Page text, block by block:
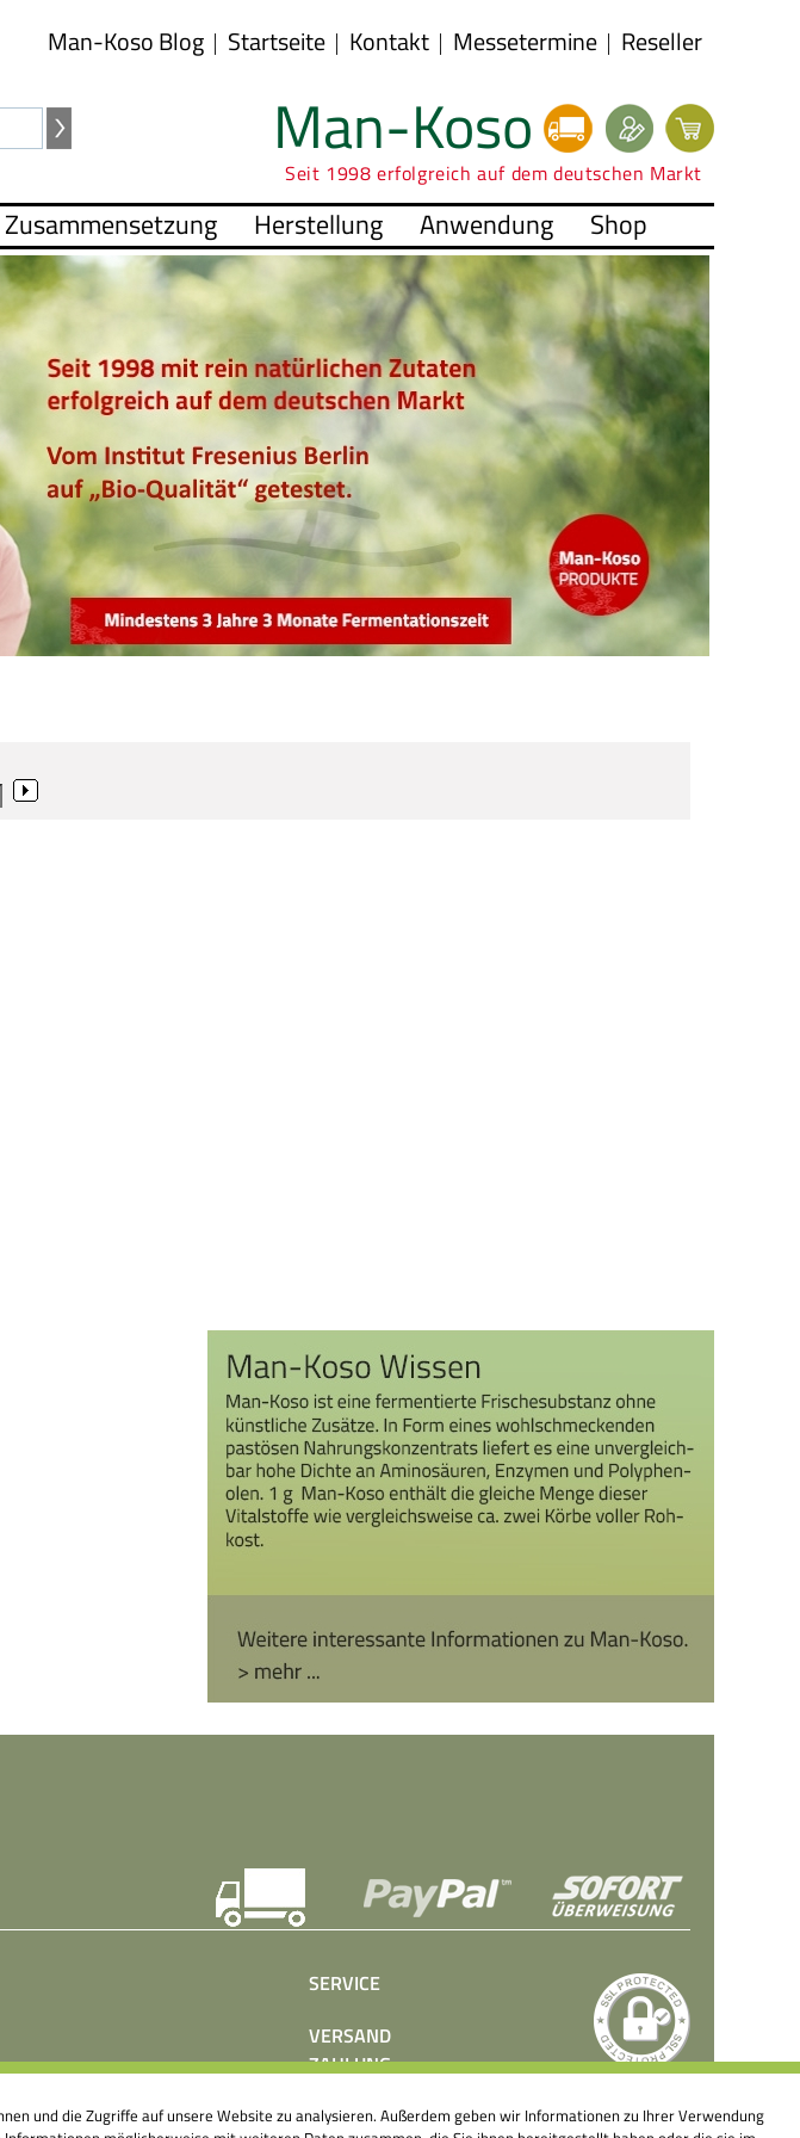
Man-Koso Blog Startseite Kontakt Messetermine Reseller
Man-Koso
Seit 1998 erfolgreich auf dem deutschen Markt
Zusammensetzung Herstellung Anwendung Shop
in klimatisierten
SERVICE
VERSAND
ZAHLUNG
PRESSE
und die Zugriffe auf unsere Website zu analysieren. Außerdem geben wir Informationen zu Ihrer Verwendung